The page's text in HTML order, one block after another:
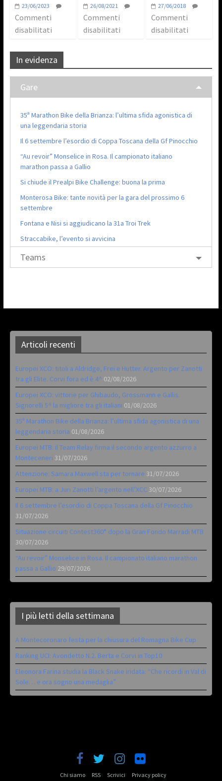
23/06/2023
Commenti
disabilitati
26/08/2021
Commenti
disabilitati
27/06/2018
Commenti
disabilitati
In evidenza
Gare
35ª Marathon Bike della Brianza: l’ultima sfida agonistica di
una leggendaria storia
Il 6 settembre l’esordio di Coppa Toscana della Gf Pinocchio
“Au revoir” Monselice in Rosa. Il campionato italiano
marathon passa a Gallio
Si chiude il Prealpi Bike Challenge: buona la prima
Monterosa Bike: tante novità per la gara del prossimo 6
settembre
Fontana e Nisi si aggiudicano la 31a Troi Trek
Straccabike, l’evento si avvicina
Teams
Articoli recenti
Europei XCO: titoli a Aldridge, Frei e Hutter. Argento per Zanotti
tra gli Elite. Corvi fora ed è 4^ 02/08/2026
Europei XCO: vittorie per Ghibaudo, Grossmann e Gallis.
Signorelli 5^ la migliore tra gli italiani 01/08/2026
35ª Marathon Bike della Brianza: l’ultima sfida agonistica di una
leggendaria storia 01/08/2026
Europei MTB: il Team Relay firma il secondo argento azzurro a
Monteceneri 31/07/2026
Attenzione: Samara Maxwell sta per tornare 31/07/2026
Europei MTB: a Juri Zanotti l’argento nell’XCC 30/07/2026
Il 6 settembre l’esordio di Coppa Toscana della Gf Pinocchio
31/07/2026
Situazione circuiti Contest360° dopo la Gran Fondo Marradi MTB
30/07/2026
“Au revoir” Monselice in Rosa. Il campionato italiano marathon
passa a Gallio 29/07/2026
I più letti della settimana
A Montecoronaro festa per la chiusura del Romagna Bike Cup
Ranking UCI: Avondetto N.2. Berta e Corvi in Top10
Eleonora Farina studia la Black Snake iridata: “Che ricordi in Val di
Sole… e ora sogno una medaglia”
Chi siamo RSS Scrivici Privacy policy